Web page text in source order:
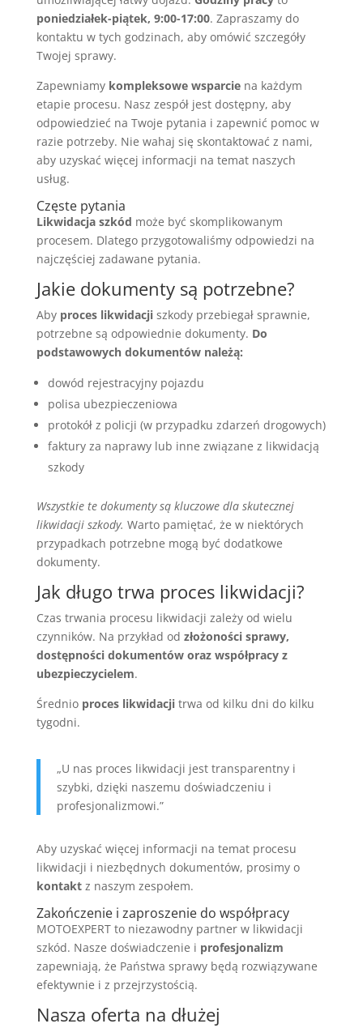
poniedziałek-piątek, 9:00-17:00. Zapraszamy do
kontaktu w tych godzinach, aby omówić szczegóły
Twojej sprawy.
Zapewniamy kompleksowe wsparciena każdym
etapie procesu. Nasz zespół jest dostępny, aby
odpowiedzieć na Twoje pytania i zapewnić pomoc w
razie potrzeby. Nie wahaj się skontaktować z nami,
aby uzyskać więcej informacji na temat naszych
usług.
Częste pytania
Likwidacja szkód może być skomplikowanym
procesem. Dlatego przygotowaliśmy odpowiedzi na
najczęściej zadawane pytania.
Jakie dokumenty są potrzebne?
Aby proces likwidacjiszkody przebiegał sprawnie,
potrzebne są odpowiednie dokumenty. Do
podstawowych dokumentów należą:
dowód rejestracyjny pojazdu
polisa ubezpieczeniowa
protokół z policji (w przypadku zdarzeń drogowych)
faktury za naprawy lub inne związane z likwidacją
szkody
Wszystkie te dokumenty są kluczowe dla skutecznej
likwidacji szkody. Warto pamiętać, że w niektórych
przypadkach potrzebne mogą być dodatkowe
dokumenty.
Jak długo trwa proces likwidacji?
Czas trwania procesu likwidacji zależy od wielu
czynników. Na przykład od złożoności sprawy,
dostępności dokumentów oraz współpracy z
ubezpieczycielem.
Średnio proces likwidacjitrwa od kilku dni do kilku
tygodni.
„U nas proces likwidacji jest transparentny i
szybki, dzięki naszemu doświadczeniu i
profesjonalizmowi.”
Aby uzyskać więcej informacji na temat procesu
likwidacji i niezbędnych dokumentów, prosimy o
kontaktz naszym zespołem.
Zakończenie i zaproszenie do współpracy
MOTOEXPERT to niezawodny partner w likwidacji
szkód. Nasze doświadczenie i profesjonalizm
zapewniają, że Państwa sprawy będą rozwiązywane
efektywnie i z przejrzystością.
Nasza oferta na dłużej